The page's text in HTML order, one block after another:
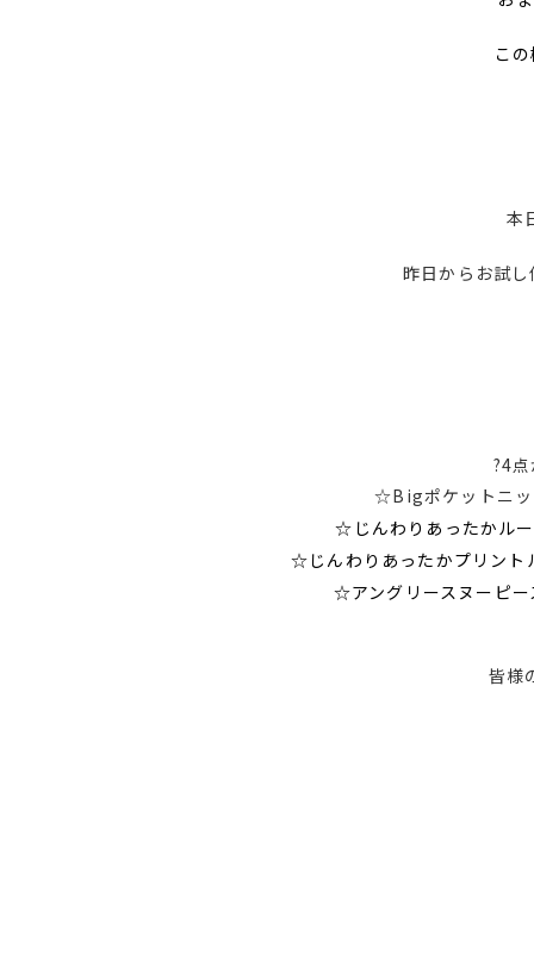
こ
本
昨日からお試
?4
☆Bigポケットニ
☆じんわりあったかル
☆じんわりあったかプリン
☆アングリースヌーピ
皆様